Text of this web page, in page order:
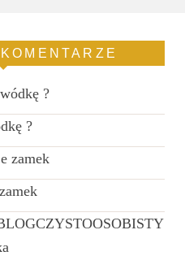
?
?
zamek